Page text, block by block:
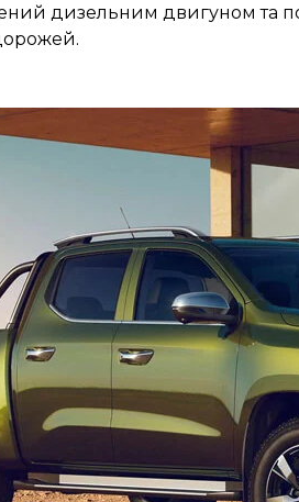
дизельним двигуном